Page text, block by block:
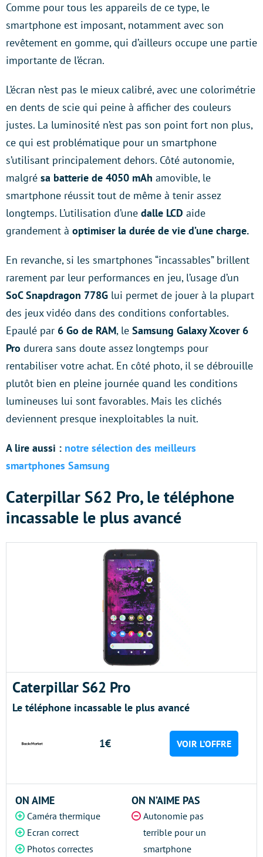
Comme pour tous les appareils de ce type, le
smartphone est imposant, notamment avec son
revêtement en gomme, qui d’ailleurs occupe une partie
importante de l’écran.
L’écran n’est pas le mieux calibré, avec une colorimétrie
en dents de scie qui peine à afficher des couleurs
justes. La luminosité n’est pas son point fort non plus,
ce qui est problématique pour un smartphone
s’utilisant principalement dehors. Côté autonomie,
malgré sa batterie de 4050 mAh amovible, le
smartphone réussit tout de même à tenir assez
longtemps. L’utilisation d’une dalle LCD aide
grandement à optimiser la durée de vie d’une charge.
En revanche, si les smartphones “incassables” brillent
rarement par leur performances en jeu, l’usage d’un
SoC Snapdragon 778G lui permet de jouer à la plupart
des jeux vidéo dans des conditions confortables.
Epaulé par 6 Go de RAM, le Samsung Galaxy Xcover 6
Pro durera sans doute assez longtemps pour
rentabiliser votre achat. En côté photo, il se débrouille
plutôt bien en pleine journée quand les conditions
lumineuses lui sont favorables. Mais les clichés
deviennent presque inexploitables la nuit.
A lire aussi : notre sélection des meilleurs
smartphones Samsung
Caterpillar S62 Pro, le téléphone
incassable le plus avancé
Caterpillar S62 Pro
Le téléphone incassable le plus avancé
1€ VOIR L’OFFRE
ON AIME
Caméra thermique
Ecran correct
Photos correctes
ON N’AIME PAS
Autonomie pas
terrible pour un
smartphone